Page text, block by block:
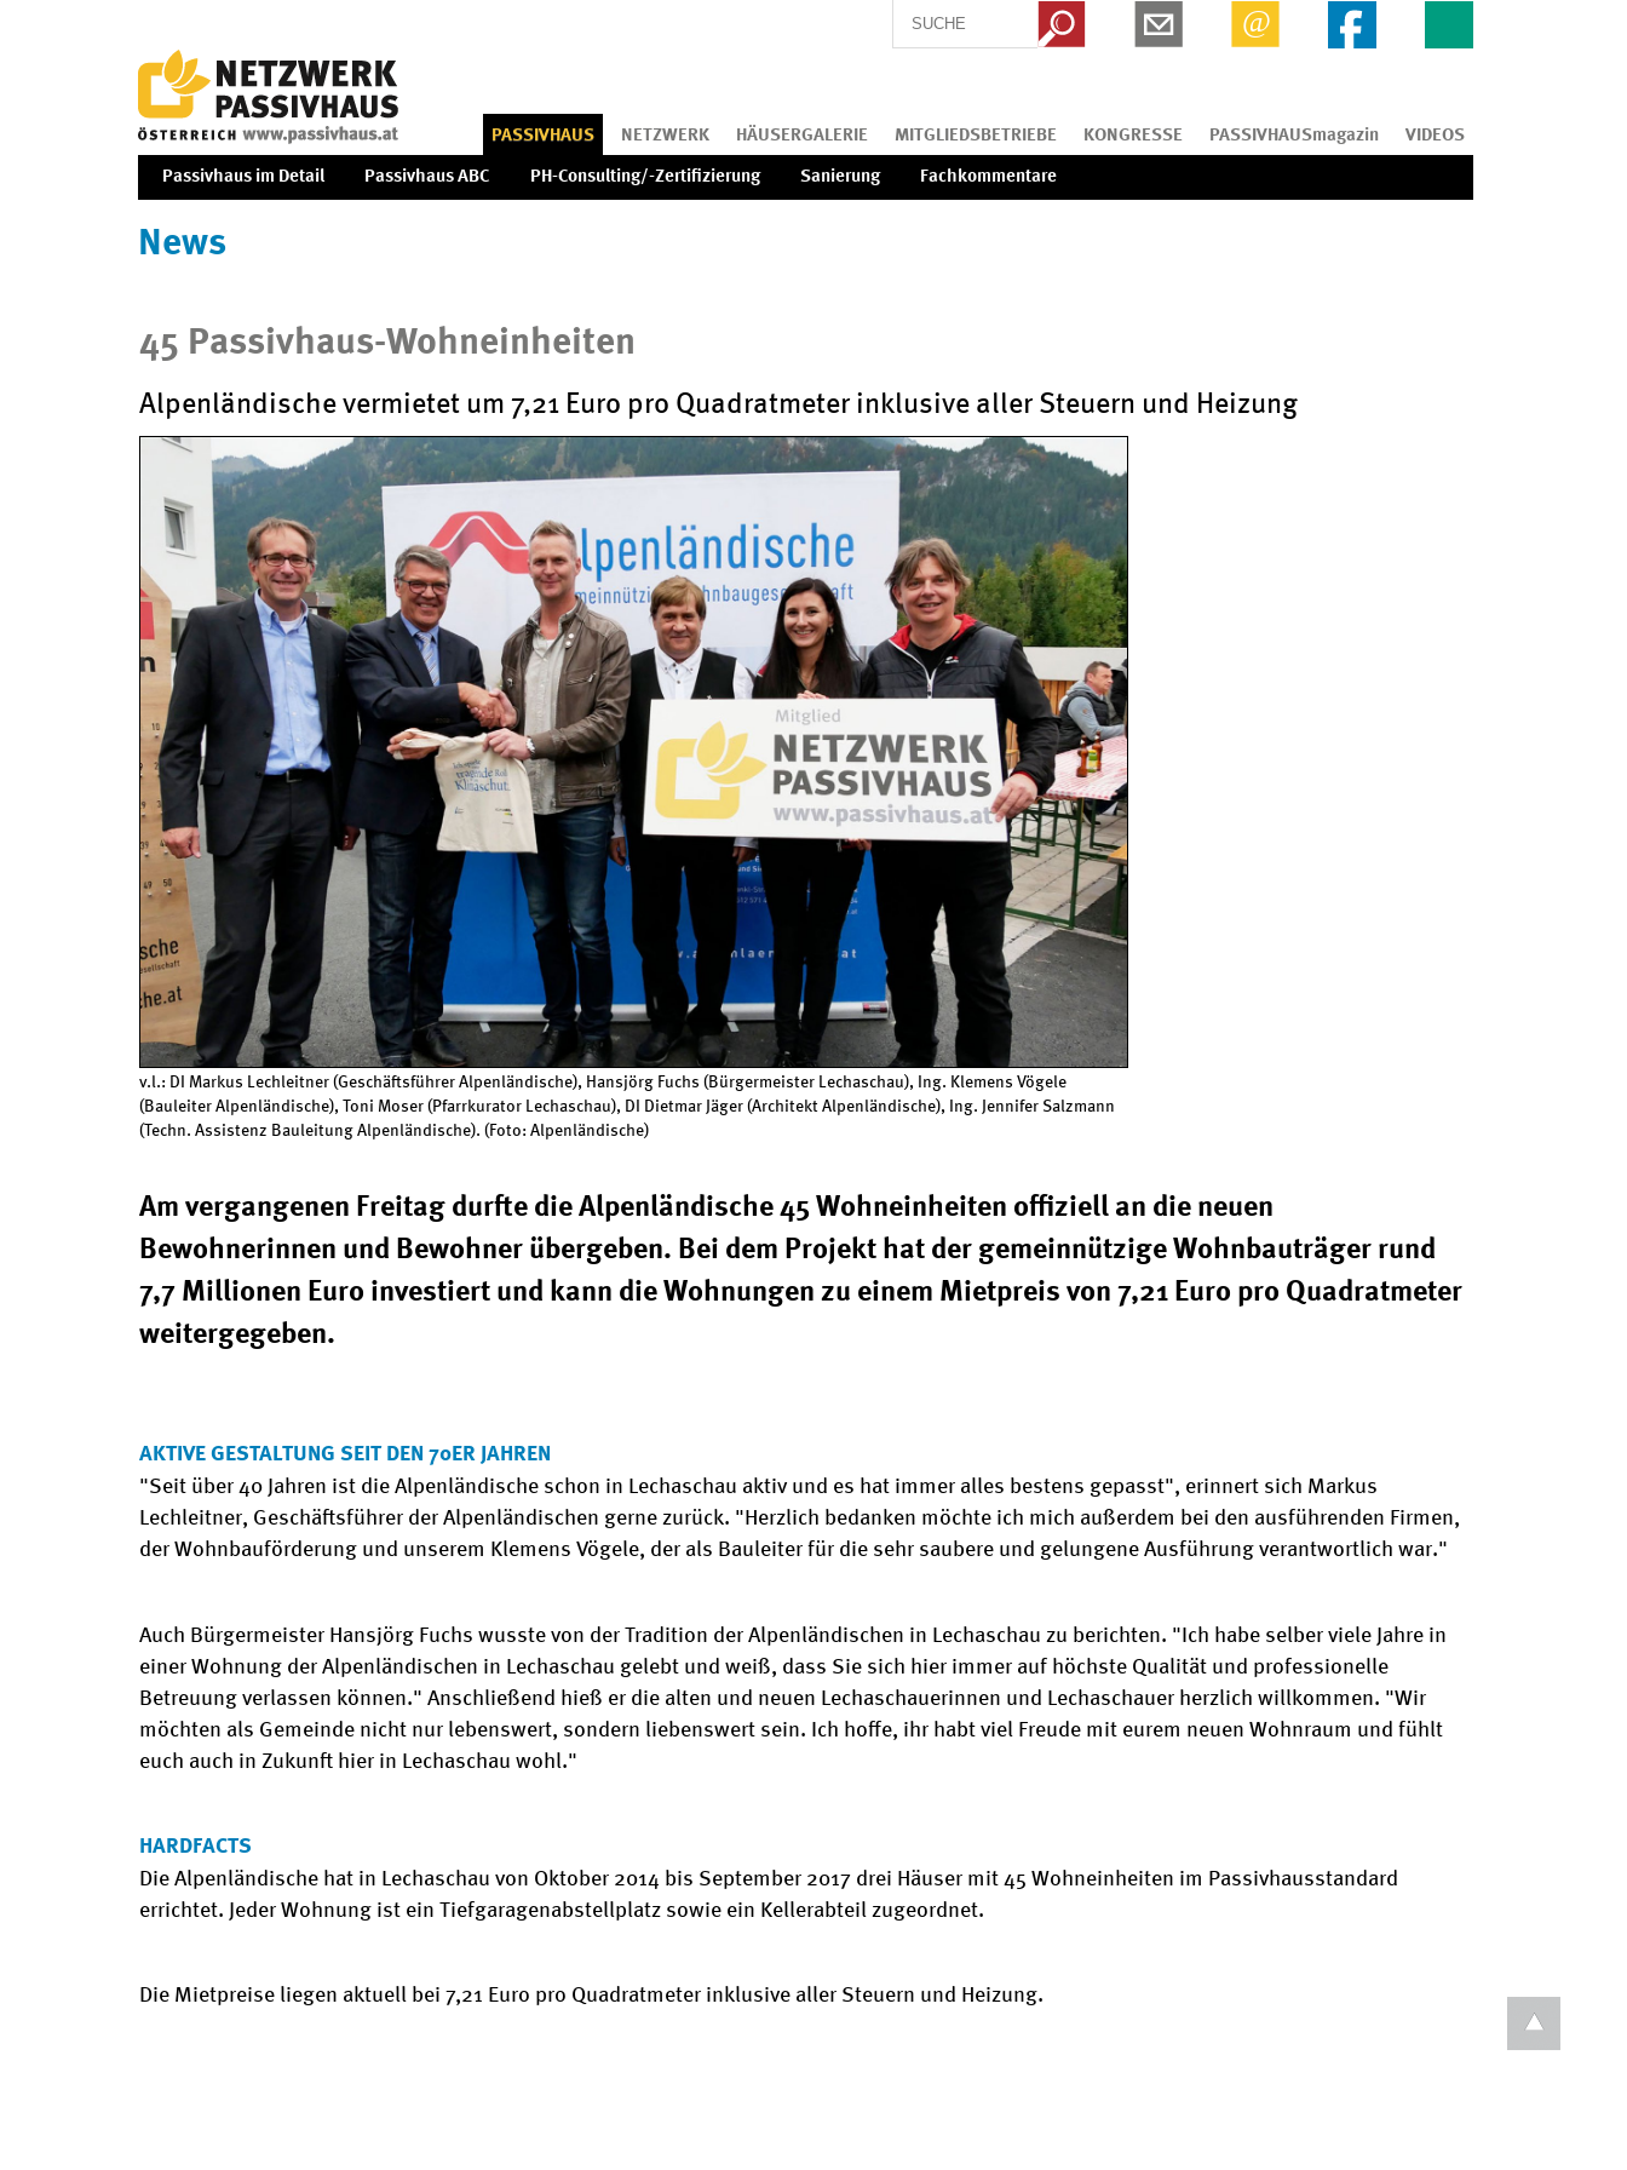
PASSIVHAUS
Passivhaus im Detail
Passivhaus ABC PH-Consulting/-Zertifizierung Sanierung Fachkommentare
NETZWERK HÄUSERGALERIE MITGLIEDSBETRIEBE KONGRESSE PASSIVHAUSmagazin VIDEOS
News
45 Passivhaus-Wohneinheiten
Alpenländische vermietet um 7,21 Euro pro Quadratmeter inklusive aller Steuern und Heizung
v.l.: DI Markus Lechleitner (Geschäftsführer Alpenländische), Hansjörg Fuchs (Bürgermeister Lechaschau), Ing. Klemens Vögele
(Bauleiter Alpenländische), Toni Moser (Pfarrkurator Lechaschau), DI Dietmar Jäger (Architekt Alpenländische), Ing. Jennifer Salzmann
(Techn. Assistenz Bauleitung Alpenländische). (Foto: Alpenländische)
Am vergangenen Freitag durfte die Alpenländische 45 Wohneinheiten offiziell an die neuen
Bewohnerinnen und Bewohner übergeben. Bei dem Projekt hat der gemeinnützige Wohnbauträger rund
7,7 Millionen Euro investiert und kann die Wohnungen zu einem Mietpreis von 7,21 Euro pro Quadratmeter
weitergegeben.
AKTIVE GESTALTUNG SEIT DEN 70ER JAHREN
"Seit über 40 Jahren ist die Alpenländische schon in Lechaschau aktiv und es hat immer alles bestens gepasst", erinnert sich Markus
Lechleitner, Geschäftsführer der Alpenländischen gerne zurück. "Herzlich bedanken möchte ich mich außerdem bei den ausführenden Firmen,
der Wohnbauförderung und unserem Klemens Vögele, der als Bauleiter für die sehr saubere und gelungene Ausführung verantwortlich war."
Auch Bürgermeister Hansjörg Fuchs wusste von der Tradition der Alpenländischen in Lechaschau zu berichten. "Ich habe selber viele Jahre in
einer Wohnung der Alpenländischen in Lechaschau gelebt und weiß, dass Sie sich hier immer auf höchste Qualität und professionelle
Betreuung verlassen können." Anschließend hieß er die alten und neuen Lechaschauerinnen und Lechaschauer herzlich willkommen. "Wir
möchten als Gemeinde nicht nur lebenswert, sondern liebenswert sein. Ich hoffe, ihr habt viel Freude mit eurem neuen Wohnraum und fühlt
euch auch in Zukunft hier in Lechaschau wohl."
HARDFACTS
Die Alpenländische hat in Lechaschau von Oktober 2014 bis September 2017 drei Häuser mit 45 Wohneinheiten im Passivhausstandard
errichtet. Jeder Wohnung ist ein Tiefgaragenabstellplatz sowie ein Kellerabteil zugeordnet.
Die Mietpreise liegen aktuell bei 7,21 Euro pro Quadratmeter inklusive aller Steuern und Heizung.